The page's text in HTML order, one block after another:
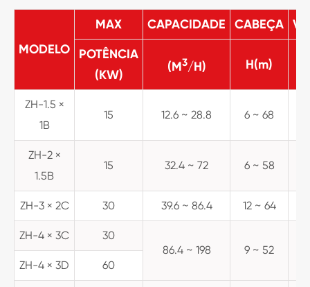
MODELO
MAX CAPACIDADE CABEÇA
POTÊNCIA
(KW)
(M3/H) H(m)
ZH-1.5 ×
1B
15 12.6 ~ 28.8 6 ~ 68
ZH-2 ×
1.5B
15 32.4 ~ 72 6 ~ 58
ZH-3 × 2C 30 39.6 ~ 86.4 12 ~ 64
ZH-4 × 3C
30
86.4 ~ 198
9 ~ 52
ZH-4 × 3D
60